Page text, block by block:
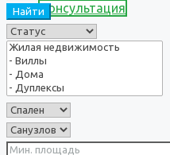
Консультация
Найти